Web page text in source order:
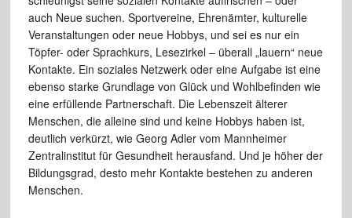
auch Neue suchen. Sportvereine, Ehrenämter, kulturelle
Veranstaltungen oder neue Hobbys, und sei es nur ein
Töpfer- oder Sprachkurs, Lesezirkel – überall „lauern“ neue
Kontakte. Ein soziales Netzwerk oder eine Aufgabe ist eine
ebenso starke Grundlage von Glück und Wohlbefinden wie
eine erfüllende Partnerschaft. Die Lebenszeit älterer
Menschen, die alleine sind und keine Hobbys haben ist,
deutlich verkürzt, wie Georg Adler vom Mannheimer
Zentralinstitut für Gesundheit herausfand. Und je höher der
Bildungsgrad, desto mehr Kontakte bestehen zu anderen
Menschen.